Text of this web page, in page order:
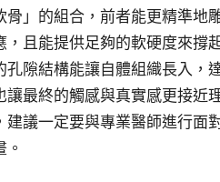
」的組合，前者能更精準地
且能提供足夠的軟硬度來撐
隙結構能讓自體組織長入，
最終的觸感與真實感更接近
議一定要與專業醫師進行面